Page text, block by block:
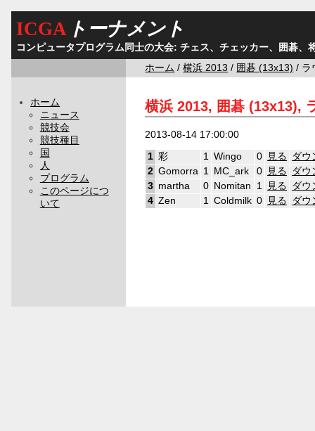
ICGAトーナメント
コンピュータプログラム同士の大会: チェス、チェッカー、囲碁、
ホーム /横浜 2013 / 囲碁 (13x13) / ラ
ホーム
ニュース
競技会
競技種目
国
人
プログラム
このページにつ
いて
横浜 2013, 囲碁 (13x13),
2013-08-14 17:00:00
1 彩 1 Wingo 0 見る
ダウ
2 Gomorra 1 MC_ark 0 見る
ダウ
3 martha 0 Nomitan 1 見る
ダウ
4 Zen 1 Coldmilk 0 見る ダウ